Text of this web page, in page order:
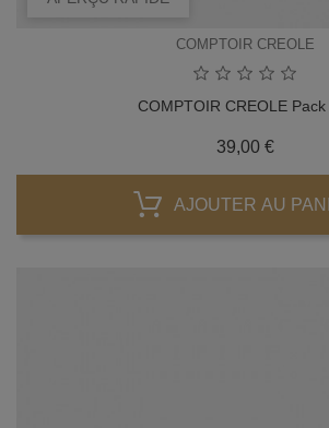
COMPTOIR CREOLE
COMPTOIR CREOLE Pack
39,00 €Prix
AJOUTER AU